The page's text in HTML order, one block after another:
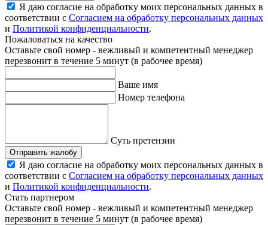
Я даю согласие на обработку моих персональных данных в
соответствии с Согласием на обработку персональных данных
и Политикой конфиденциальности.
Пожаловаться на качество
Оставьте свой номер - вежливый и компетентный менеджер
перезвонит в течение 5 минут (в рабочее время)
Ваше имя
Номер телефона
Суть претензии
Отправить жалобу
Я даю согласие на обработку моих персональных данных в
соответствии с Согласием на обработку персональных данных
и Политикой конфиденциальности.
Стать партнером
Оставьте свой номер - вежливый и компетентный менеджер
перезвонит в течение 5 минут (в рабочее время)